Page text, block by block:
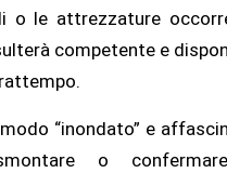
le attrezzature
competente e
“inondato” e
o